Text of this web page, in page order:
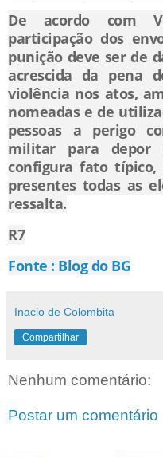
De acordo com
participação dos
punição deve ser de
acrescida da pena
violência nos atos,
nomeadas e de
pessoas a perigo
militar para depor
configura fato
presentes todas as
ressalta.
R7
Fonte : Blog do BG
Inacio de Colombita
Compartilhar
Nenhum comentário:
Postar um comentário